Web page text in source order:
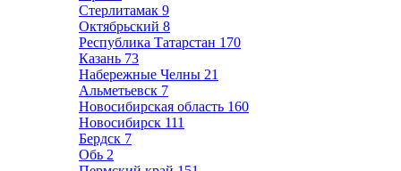
Стерлитамак 9
Октябрьский 8
Республика Татарстан 170
Казань 73
Набережные Челны 21
Альметьевск 7
Новосибирская область 160
Новосибирск 111
Бердск 7
Обь 2